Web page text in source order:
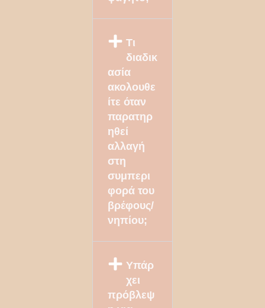
Τι
διαδικ
ασία
ακολουθε
ίτε όταν
παρατηρ
ηθεί
αλλαγή
στη
συμπερι
φορά του
βρέφους/
νηπίου;
Υπάρ
χει
πρόβλεψ